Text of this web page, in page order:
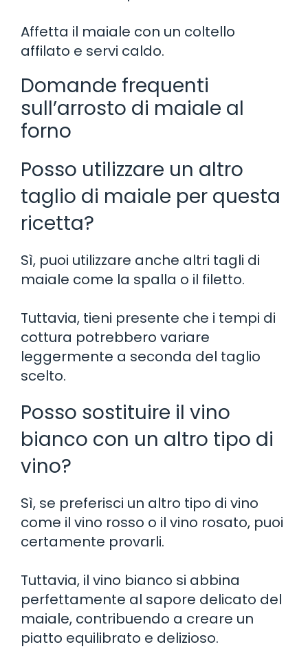
Affetta il maiale con un coltello
affilato e servi caldo.
Domande frequenti
sull’arrosto di maiale al
forno
Posso utilizzare un altro
taglio di maiale per questa
ricetta?
Sì, puoi utilizzare anche altri tagli di
maiale come la spalla o il filetto.
Tuttavia, tieni presente che i tempi di
cottura potrebbero variare
leggermente a seconda del taglio
scelto.
Posso sostituire il vino
bianco con un altro tipo di
vino?
Sì, se preferisci un altro tipo di vino
come il vino rosso o il vino rosato, puoi
certamente provarli.
Tuttavia, il vino bianco si abbina
perfettamente al sapore delicato del
maiale, contribuendo a creare un
piatto equilibrato e delizioso.